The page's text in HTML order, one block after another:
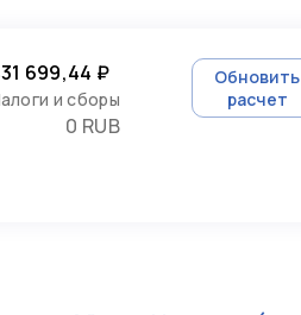
699,44 ₽
и сборы
0 RUB
Обновить
расчет